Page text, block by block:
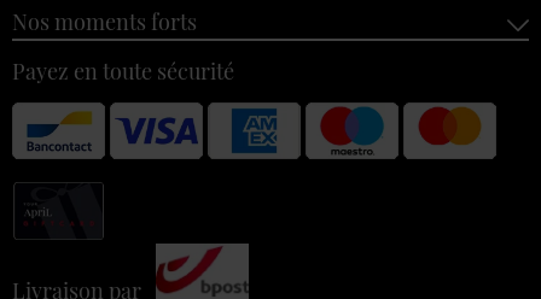
Nos moments forts
Payez en toute sécurité
Livraison par